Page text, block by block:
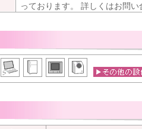
っております。 詳しくはお問